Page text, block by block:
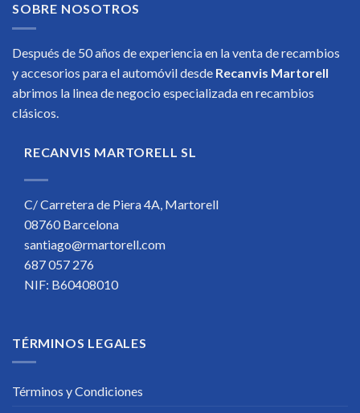
95,80€.
SOBRE NOSOTROS
Después de 50 años de experiencia en la venta de recambios
y accesorios para el automóvil desde Recanvis Martorell
abrimos la linea de negocio especializada en recambios
clásicos.
RECANVIS MARTORELL SL
C/ Carretera de Piera 4A, Martorell
08760 Barcelona
santiago@rmartorell.com
687 057 276
NIF: B60408010
TÉRMINOS LEGALES
Términos y Condiciones